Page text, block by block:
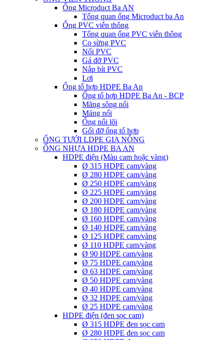
Ống Microduct Ba AN
Tổng quan ống Microduct ba An
Ống PVC viễn thông
Tổng quan ống PVC viễn thông
Co sừng PVC
Nối PVC
Gá đỡ PVC
Nắp bít PVC
Lơi
Ống tổ hợp HDPE Ba An
Ống tổ hợp HDPE Ba An - BCP
Măng sông nối
Máng nối
Ống nối lõi
Gối đỡ ống tổ hợp
ỐNG TƯỚI LDPE GIA NÔNG
ỐNG NHỰA HDPE BA AN
HDPE điện (Màu cam hoặc vàng)
Ø 315 HDPE cam/vàng
Ø 280 HDPE cam/vàng
Ø 250 HDPE cam/vàng
Ø 225 HDPE cam/vàng
Ø 200 HDPE cam/vàng
Ø 180 HDPE cam/vàng
Ø 160 HDPE cam/vàng
Ø 140 HDPE cam/vàng
Ø 125 HDPE cam/vàng
Ø 110 HDPE cam/vàng
Ø 90 HDPE cam/vàng
Ø 75 HDPE cam/vàng
Ø 63 HDPE cam/vàng
Ø 50 HDPE cam/vàng
Ø 40 HDPE cam/vàng
Ø 32 HDPE cam/vàng
Ø 25 HDPE cam/vàng
HDPE điện (đen sọc cam)
Ø 315 HDPE đen sọc cam
Ø 280 HDPE đen sọc cam